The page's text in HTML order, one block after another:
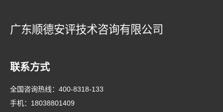
广东顺德安评技术咨询有限公司
联系方式
全国咨询热线： 400-8318-133
手机： 18038801409